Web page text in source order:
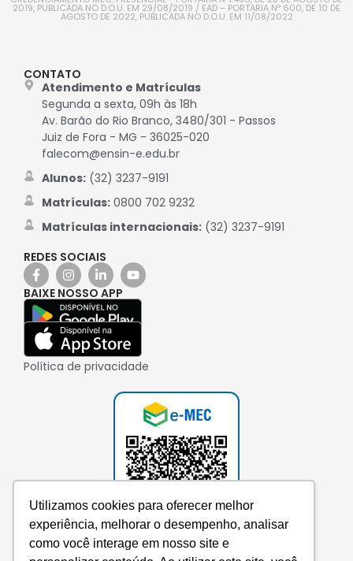
Utilizamos cookies para oferecer melhor
experiência, melhorar o desempenho, analisar
como você interage em nosso site e
2019, PUBLICADA NO D.O.U. EM 29/08/2019 / EAD – PORTARIA Nº 600, DE 10 DE
AGOSTO DE 2022, PUBLICADA NO D.O.U. EM 11/08/2022
CONTATO
Atendimento e Matrículas
Segunda a sexta, 09h às 18h
Av. Barão do Rio Branco, 3480/301 - Passos
Juiz de Fora - MG - 36025-020
falecom@ensin-e.edu.br
Alunos:(32) 3237-9191
Matrículas:0800 702 9232
Matrículas internacionais:(32) 3237-9191
REDES SOCIAIS
BAIXE NOSSO APP
Política de privacidade